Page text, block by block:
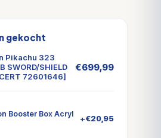
gekocht
Pikachu 323
SWORD/SHIELD
72601646]
€699,99
Booster Box Acryl
+€20,95